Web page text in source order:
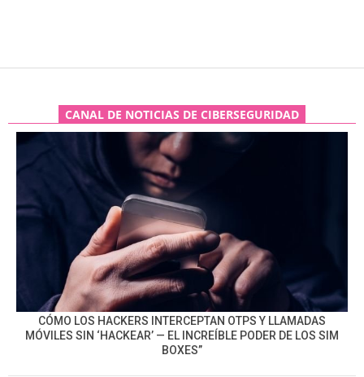
CANAL DE NOTICIAS DE CIBERSEGURIDAD
CÓMO LOS HACKERS INTERCEPTAN OTPS Y LLAMADAS
MÓVILES SIN ‘HACKEAR’ — EL INCREÍBLE PODER DE LOS SIM
BOXES”